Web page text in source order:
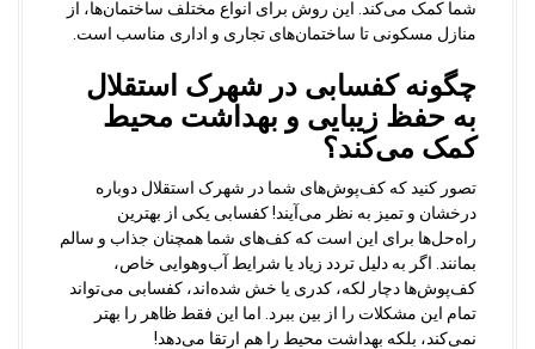
شما کمک می‌کند. این روش برای انواع مختلف ساختمان‌ها، از
منازل مسکونی تا ساختمان‌های تجاری و اداری مناسب است.
چگونه کفسابی در شهرک استقلال
به حفظ زیبایی و بهداشت محیط
کمک می‌کند؟
تصور کنید که کف‌پوش‌های شما در شهرک استقلال دوباره
درخشان و تمیز به نظر می‌آیند! کفسابی یکی از بهترین
راه‌حل‌ها برای این است که کف‌های شما همچنان جذاب و سالم
بمانند. اگر به دلیل تردد زیاد یا شرایط آب‌وهوایی خاص،
کف‌پوش‌ها دچار لکه، کدری یا خش شده‌اند، کفسابی می‌تواند
تمام این مشکلات را از بین ببرد. اما این فقط ظاهر را بهتر
نمی‌کند، بلکه بهداشت محیط را هم ارتقا می‌دهد!